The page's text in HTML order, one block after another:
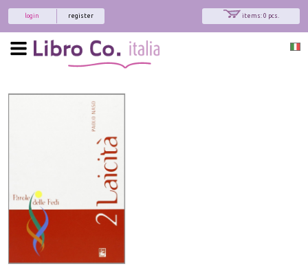
items: 0 pcs.
register
login